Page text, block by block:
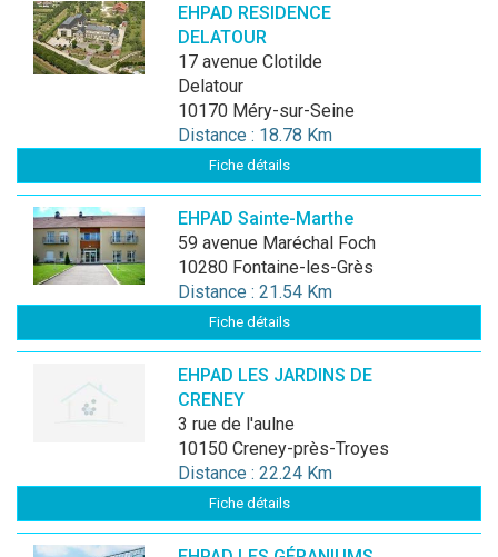
EHPAD RESIDENCE
DELATOUR
17 avenue Clotilde
Delatour
10170 Méry-sur-Seine
Distance : 18.78 Km
Fiche détails
EHPAD Sainte-Marthe
59 avenue Maréchal Foch
10280 Fontaine-les-Grès
Distance : 21.54 Km
Fiche détails
EHPAD LES JARDINS DE
CRENEY
3 rue de l'aulne
10150 Creney-près-Troyes
Distance : 22.24 Km
Fiche détails